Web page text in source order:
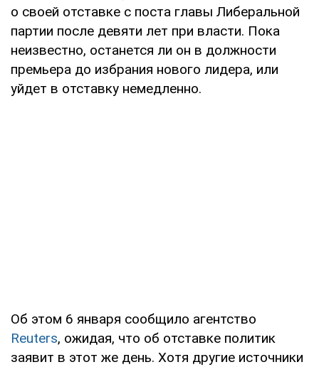
о своей отставке с поста главы Либеральной
партии после девяти лет при власти. Пока
неизвестно, останется ли он в должности
премьера до избрания нового лидера, или
уйдет в отставку немедленно.
Об этом 6 января сообщило агентство
Reuters, ожидая, что об отставке политик
заявит в этот же день. Хотя другие источники